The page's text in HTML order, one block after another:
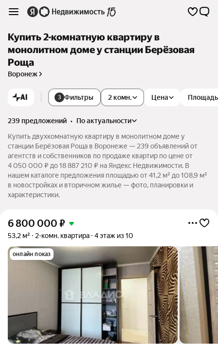
Купить 2-комнатную квартиру в
монолитном доме у станции Берёзовая
Роща
Воронеж
AI 3 Фильтры 2 комн. Цена Площадь
239 предложений •
по актуальности
Купить двухкомнатную квартиру в монолитном доме у
станции Берёзовая Роща в Воронеже — 239 объявлений от
агентств и собственников по продаже квартир по цене от
4 050 000 ₽ до 18 887 210 ₽ на Яндекс Недвижимости. В
нашем каталоге предложения площадью от 41,2 м² до 108,9 м²
в новостройках и вторичном жилье — фото, планировки и
характеристики.
6 800 000 ₽
53,2 м² 2-комн. квартира 4 этаж из 10
онлайн показ